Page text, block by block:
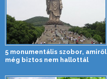
5 monumentális szobor, amiről
még biztos nem hallottál